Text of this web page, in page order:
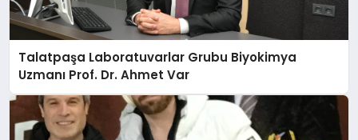
Talatpaşa Laboratuvarlar Grubu Biyokimya
Uzmanı Prof. Dr. Ahmet Var